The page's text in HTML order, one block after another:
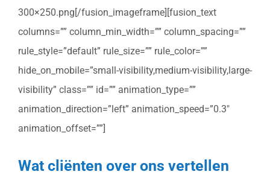
300×250.png[/fusion_imageframe][fusion_text
columns=”” column_min_width=”” column_spacing=””
rule_style=”default” rule_size=”” rule_color=””
hide_on_mobile=”small-visibility,medium-visibility,large-
visibility” class=”” id=”” animation_type=””
animation_direction=”left” animation_speed=”0.3″
animation_offset=””]
Wat cliënten over ons vertellen